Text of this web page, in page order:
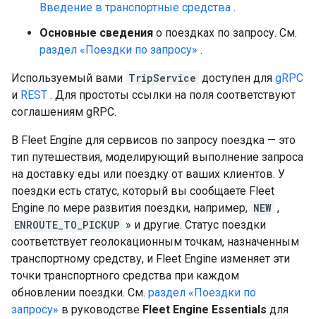
Введение в транспортные средства .
Основные сведения о поездках по запросу. См.
раздел «Поездки по запросу» .
Используемый вами TripService доступен для gRPC
и REST . Для простоты ссылки на поля соответствуют
соглашениям gRPC.
В Fleet Engine для сервисов по запросу поездка — это
тип путешествия, моделирующий выполнение запроса
на доставку еды или поездку от ваших клиентов. У
поездки есть статус, который вы сообщаете Fleet
Engine по мере развития поездки, например, NEW ,
ENROUTE_TO_PICKUP » и другие. Статус поездки
соответствует геолокационным точкам, назначенным
транспортному средству, и Fleet Engine изменяет эти
точки транспортного средства при каждом
обновлении поездки. См. раздел «Поездки по
запросу» в руководстве Fleet Engine Essentials для